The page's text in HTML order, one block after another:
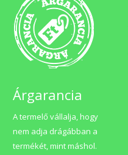
Árgarancia
A termelő vállalja, hogy
nem adja drágábban a
termékét, mint máshol.